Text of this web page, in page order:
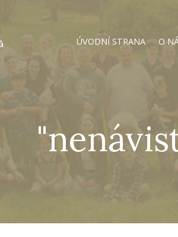
ÚVODNÍ STRANA O